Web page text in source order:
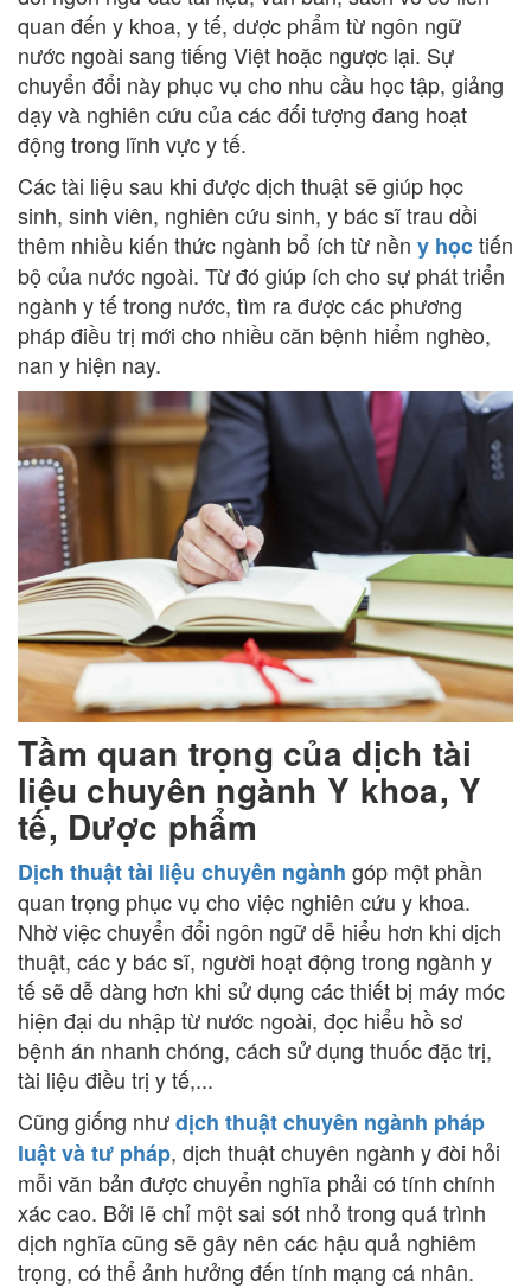
quan đến y khoa, y tế, dược phẩm từ ngôn ngữ
nước ngoài sang tiếng Việt hoặc ngược lại. Sự
chuyển đổi này phục vụ cho nhu cầu học tập, giảng
dạy và nghiên cứu của các đối tượng đang hoạt
động trong lĩnh vực y tế.
Các tài liệu sau khi được dịch thuật sẽ giúp học
sinh, sinh viên, nghiên cứu sinh, y bác sĩ trau dồi
thêm nhiều kiến thức ngành bổ ích từ nền y họctiến
bộ của nước ngoài. Từ đó giúp ích cho sự phát triển
ngành y tế trong nước, tìm ra được các phương
pháp điều trị mới cho nhiều căn bệnh hiểm nghèo,
nan y hiện nay.
Tầm quan trọng của dịch tài
liệu chuyên ngành Y khoa, Y
tế, Dược phẩm
Dịch thuật tài liệu chuyên ngành góp một phần
quan trọng phục vụ cho việc nghiên cứu y khoa.
Nhờ việc chuyển đổi ngôn ngữ dễ hiểu hơn khi dịch
thuật, các y bác sĩ, người hoạt động trong ngành y
tế sẽ dễ dàng hơn khi sử dụng các thiết bị máy móc
hiện đại du nhập từ nước ngoài, đọc hiểu hồ sơ
bệnh án nhanh chóng, cách sử dụng thuốc đặc trị,
tài liệu điều trị y tế,...
Cũng giống nhưdịch thuật chuyên ngành pháp
luật và tư pháp, dịch thuật chuyên ngành y đòi hỏi
mỗi văn bản được chuyển nghĩa phải có tính chính
xác cao. Bởi lẽ chỉ một sai sót nhỏ trong quá trình
dịch nghĩa cũng sẽ gây nên các hậu quả nghiêm
trọng, có thể ảnh hưởng đến tính mạng cá nhân.